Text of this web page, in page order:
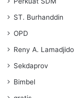
ST. Burhanddin
OPD
Reny A. Lamadjido
Sekdaprov
Bimbel